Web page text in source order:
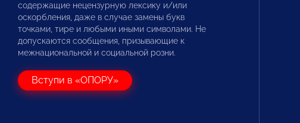
содержащие нецензурную лексику и/или
оскорбления, даже в случае замены букв
точками, тире и любыми иными символами. Не
допускаются сообщения, призывающие к
межнациональной и социальной розни.
Вступи в «ОПОРУ»